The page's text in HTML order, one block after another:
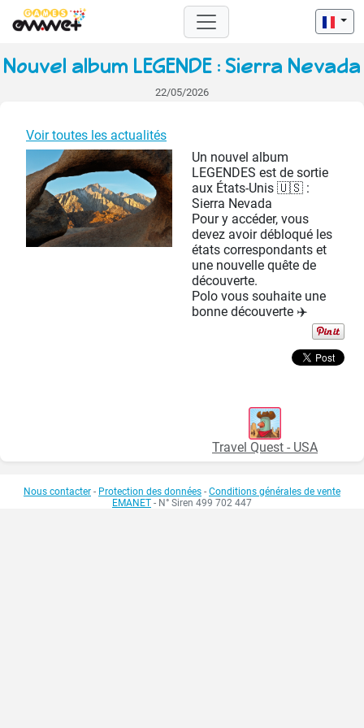
Nouvel album LEGENDE : Sierra Nevada
22/05/2026
Voir toutes les actualités
Un nouvel album
LEGENDES est de sortie
aux États-Unis 🇺🇸 :
Sierra Nevada
Pour y accéder, vous
devez avoir débloqué les
états correspondants et
une nouvelle quête de
découverte.
Polo vous souhaite une
bonne découverte ✈️
Travel Quest - USA
Nous contacter - Protection des données - Conditions générales de vente
EMANET - N° Siren 499 702 447